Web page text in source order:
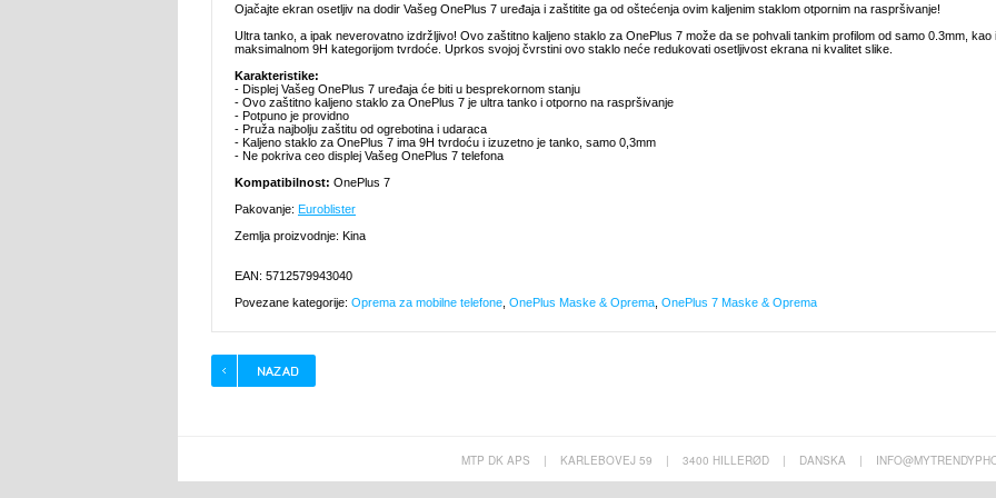
Ojačajte ekran osetljiv na dodir Vašeg OnePlus 7 uređaja i zaštitite ga od oštećenja ovim kaljenim staklom otpornim na raspršivanje!
Ultra tanko, a ipak neverovatno izdržljivo! Ovo zaštitno kaljeno staklo za OnePlus 7 može da se pohvali tankim profilom od samo 0.3mm, kao i
maksimalnom 9H kategorijom tvrdoće. Uprkos svojoj čvrstini ovo staklo neće redukovati osetljivost ekrana ni kvalitet slike.
Karakteristike:
- Displej Vašeg OnePlus 7 uređaja će biti u besprekornom stanju
- Ovo zaštitno kaljeno staklo za OnePlus 7 je ultra tanko i otporno na raspršivanje
- Potpuno je providno
- Pruža najbolju zaštitu od ogrebotina i udaraca
- Kaljeno staklo za OnePlus 7 ima 9H tvrdoću i izuzetno je tanko, samo 0,3mm
- Ne pokriva ceo displej Vašeg OnePlus 7 telefona
Kompatibilnost: OnePlus 7
Pakovanje: Euroblister
Zemlja proizvodnje: Kina
EAN: 5712579943040
Povezane kategorije: Oprema za mobilne telefone OnePlus Maske & Oprema OnePlus 7 Maske & Oprema
MTP DK APS | KARLEBOVEJ 59 | 3400 HILLERØD | DANSKA |